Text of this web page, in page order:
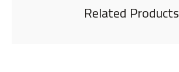
Related Products